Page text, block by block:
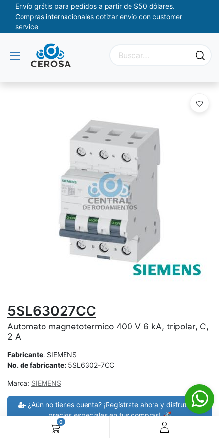
0
Envío grátis para pedidos a partir de $50 dólares.
Compras internacionales cotizar envío con customer
service
5SL63027CC
Automato magnetotermico 400 V 6 kA, tripolar, C,
2 A
Fabricante: SIEMENS
No. de fabricante: 5SL6302-7CC
Marca: SIEMENS
¿Aún no tienes cuenta? ¡Regístrate ahora y disfruta de
precios especiales en tus compras! 🚀